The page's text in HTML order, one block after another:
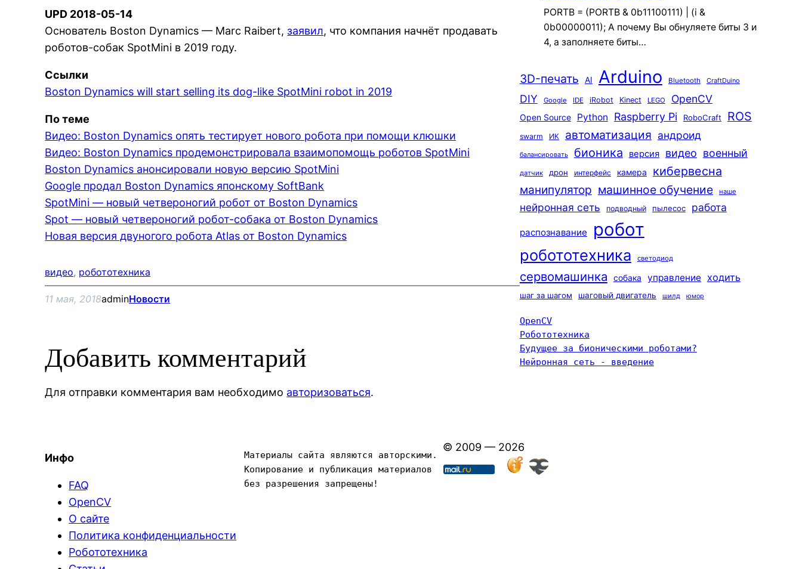
UPD 2018-05-14
Основатель Boston Dynamics — Marc Raibert, заявил, что компания начнёт продавать
роботов-собак SpotMini в 2019 году.
Ссылки
Boston Dynamics will start selling its dog-like SpotMini robot in 2019
По теме
Видео: Boston Dynamics опять тестирует нового робота при помощи клюшки
Видео: Boston Dynamics продемонстрировала взаимопомощь роботов SpotMini
Boston Dynamics анонсировали новую версию SpotMini
Google продал Boston Dynamics японскому SoftBank
SpotMini — новый четвероногий робот от Boston Dynamics
Spot — новый четвероногий робот-собака от Boston Dynamics
Новая версия двуногого робота Atlas от Boston Dynamics
видео, робототехника
11 мая, 2018adminНовости
Добавить комментарий
Для отправки комментария вам необходимо авторизоваться.
PORTB = (PORTB & 0b11100111) | (i &
0b00000011); А почему Вы обнуляете биты 3 и
4, а заполняете биты…
3D-печать AI Arduino Bluetooth CraftDuino
DIY Google IDE iRobot Kinect LEGO OpenCV
Open Source Python Raspberry Pi RoboCraft ROS
swarm ИК автоматизация андроид
балансировать бионика версия видео военный
датчик дрон интерфейс камера кибервесна
манипулятор машинное обучение наше
нейронная сеть подводный пылесос работа
распознавание робот
робототехника светодиод
сервомашинка собака управление ходить
шаг за шагом шаговый двигатель шилд юмор
OpenCV
Робототехника
Будущее за бионическими роботами?
Нейронная сеть - введение
Инфо
FAQ
OpenCV
О сайте
Политика конфиденциальности
Робототехника
Материалы сайта являются авторскими.
Копирование и публикация материалов
без разрешения запрещены!
© 2009 — 2026